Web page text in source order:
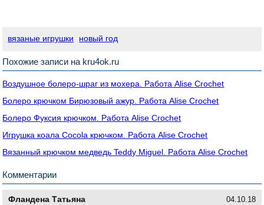
вязаные игрушки новый год
Похожие записи на kru4ok.ru
Воздушное болеро-шраг из мохера. Работа Alise Crochet
Болеро крючком Бирюзовый ажур. Работа Alise Crochet
Болеро Фуксия крючком. Работа Alise Crochet
Игрушка коала Cocola крючком. Работа Alise Crochet
Вязанный крючком медведь Teddy Miguel. Работа Alise Crochet
Комментарии
Фландена Татьяна 04.10.18